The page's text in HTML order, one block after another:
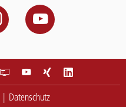
Datenschutz